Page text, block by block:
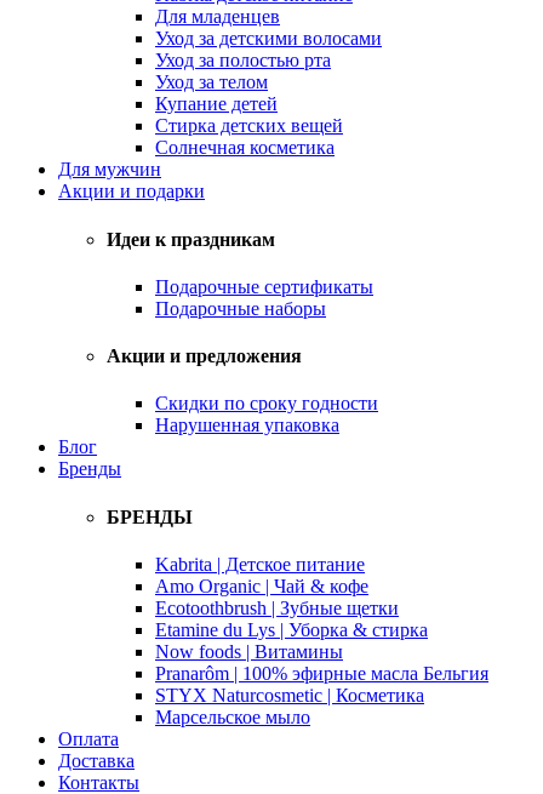
Для младенцев
Уход за детскими волосами
Уход за полостью рта
Уход за телом
Купание детей
Стирка детских вещей
Солнечная косметика
Для мужчин
Акции и подарки
Идеи к праздникам
Подарочные сертификаты
Подарочные наборы
Акции и предложения
Скидки по сроку годности
Нарушенная упаковка
Блог
Бренды
БРЕНДЫ
Kabrita | Детское питание
Amo Organic | Чай & кофе
Ecotoothbrush | Зубные щетки
Etamine du Lys | Уборка & стирка
Now foods | Витамины
Pranarôm | 100% эфирные масла Бельгия
STYX Naturcosmetic | Косметика
Марсельское мыло
Оплата
Доставка
Контакты